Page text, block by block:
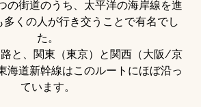
の街道のうち、太平洋の海岸線を進
くの人が行き交うことで有名でし
た。
と、関東（東京）と関西（大阪/京
海道新幹線はこのルートにほぼ沿っ
ています。